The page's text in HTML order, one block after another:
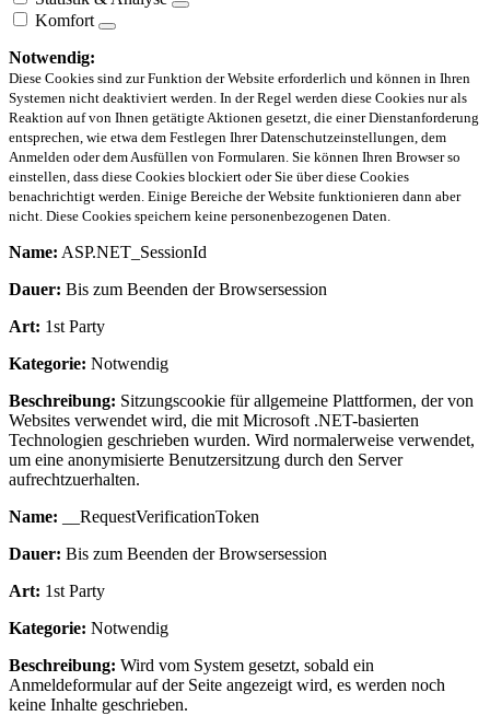
Komfort
Notwendig:
Diese Cookies sind zur Funktion der Website erforderlich und können in Ihren
Systemen nicht deaktiviert werden. In der Regel werden diese Cookies nur als
Reaktion auf von Ihnen getätigte Aktionen gesetzt, die einer Dienstanforderung
entsprechen, wie etwa dem Festlegen Ihrer Datenschutzeinstellungen, dem
Anmelden oder dem Ausfüllen von Formularen. Sie können Ihren Browser so
einstellen, dass diese Cookies blockiert oder Sie über diese Cookies
benachrichtigt werden. Einige Bereiche der Website funktionieren dann aber
nicht. Diese Cookies speichern keine personenbezogenen Daten.
Name: ASP.NET_SessionId
Dauer: Bis zum Beenden der Browsersession
Art: 1st Party
Kategorie: Notwendig
Beschreibung: Sitzungscookie für allgemeine Plattformen, der von
Websites verwendet wird, die mit Microsoft .NET-basierten
Technologien geschrieben wurden. Wird normalerweise verwendet,
um eine anonymisierte Benutzersitzung durch den Server
aufrechtzuerhalten.
Name: __RequestVerificationToken
Dauer: Bis zum Beenden der Browsersession
Art: 1st Party
Kategorie: Notwendig
Beschreibung: Wird vom System gesetzt, sobald ein
Anmeldeformular auf der Seite angezeigt wird, es werden noch
keine Inhalte geschrieben.